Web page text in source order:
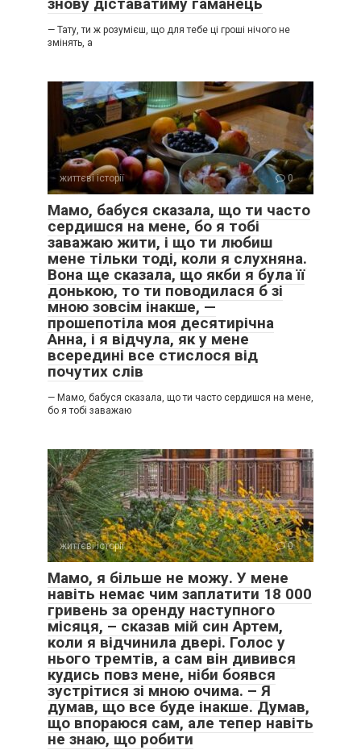
знову діставатиму гаманець
— Тату, ти ж розумієш, що для тебе ці гроші нічого не
змінять, а
життєві історії 0
Мамо, бабуся сказала, що ти часто
сердишся на мене, бо я тобі
заважаю жити, і що ти любиш
мене тільки тоді, коли я слухняна.
Вона ще сказала, що якби я була її
донькою, то ти поводилася б зі
мною зовсім інакше, —
прошепотіла моя десятирічна
Анна, і я відчула, як у мене
всередині все стислося від
почутих слів
— Мамо, бабуся сказала, що ти часто сердишся на мене,
бо я тобі заважаю
життєві історії 0
Мамо, я більше не можу. У мене
навіть немає чим заплатити 18 000
гривень за оренду наступного
місяця, – сказав мій син Артем,
коли я відчинила двері. Голос у
нього тремтів, а сам він дивився
кудись повз мене, ніби боявся
зустрітися зі мною очима. – Я
думав, що все буде інакше. Думав,
що впораюся сам, але тепер навіть
не знаю, що робити